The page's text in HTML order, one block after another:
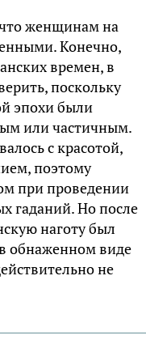
женщинам на
Конечно,
времен, в
поскольку
эпохи были
или частичным.
с красотой,
поэтому
при проведении
гаданий. Но после
наготу был
обнаженном виде
не